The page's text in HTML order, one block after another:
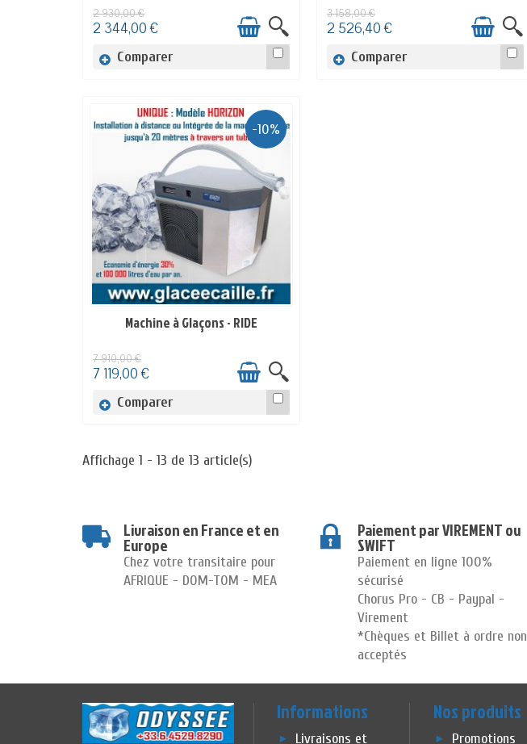
2 930,00 €
2 344,00 €
Comparer
3 158,00 €
2 526,40 €
Comparer
-10%
EN STOCK
Machine à Glaçons - RIDE
7 910,00 €
7 119,00 €
Comparer
Affichage 1 - 13 de 13 article(s)
Livraison en France et en
Europe
Chez votre transitaire pour
AFRIQUE - DOM-TOM - MEA
Paiement par VIREMENT ou
SWIFT
Paiement en ligne 100%
sécurisé
Chorus Pro - CB - Paypal -
Virement
*Chèques et Billet à ordre non
acceptés
Informations
Livraisons et
Nos produits
Promotions